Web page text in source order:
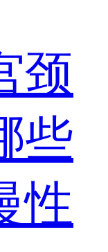
颈
些
性